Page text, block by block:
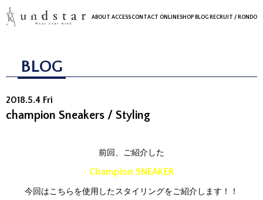
ABOUT ACCESSCONTACT ONLINESHOP BLOG RECRUIT / RONDO
BLOG
2018.5.4 Fri
champion Sneakers / Styling
前回、ご紹介した
Champion SNEAKER
今回はこちらを使用したスタイリングをご紹介します！！